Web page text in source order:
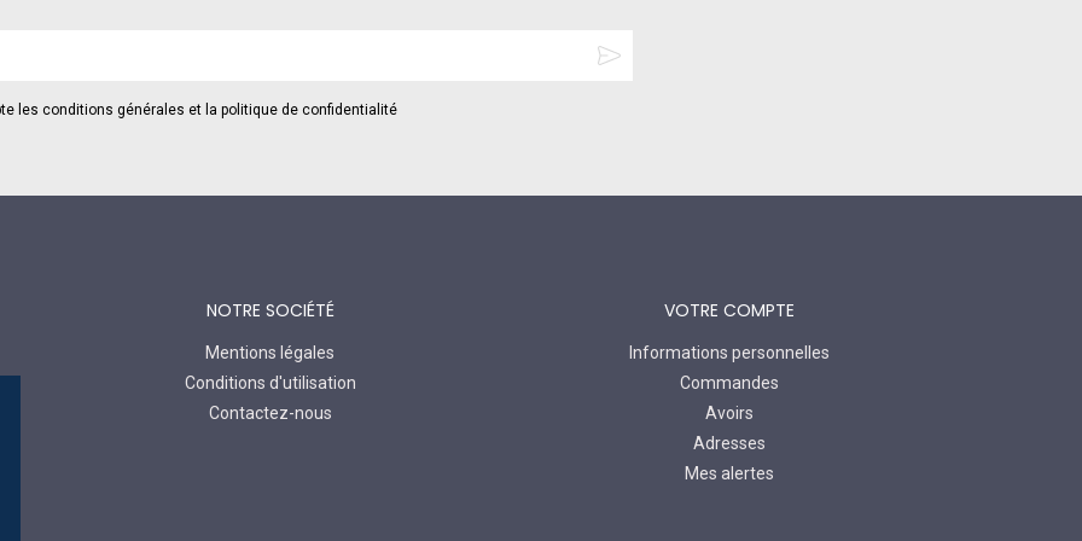
les conditions générales et la politique de confidentialité
NOTRE SOCIÉTÉ
Mentions légales
Conditions d'utilisation
Contactez-nous
VOTRE COMPTE
Informations personnelles
Commandes
Avoirs
Adresses
Mes alertes